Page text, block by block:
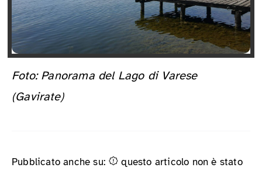
Foto: Panorama del Lago di Varese
(Gavirate)
Pubblicato anche su:
questo articolo non è stato